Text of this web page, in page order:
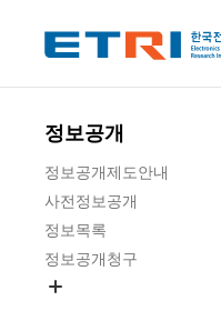
정보공개
정보공개제도안내
사전정보공개
정보목록
정보공개청구